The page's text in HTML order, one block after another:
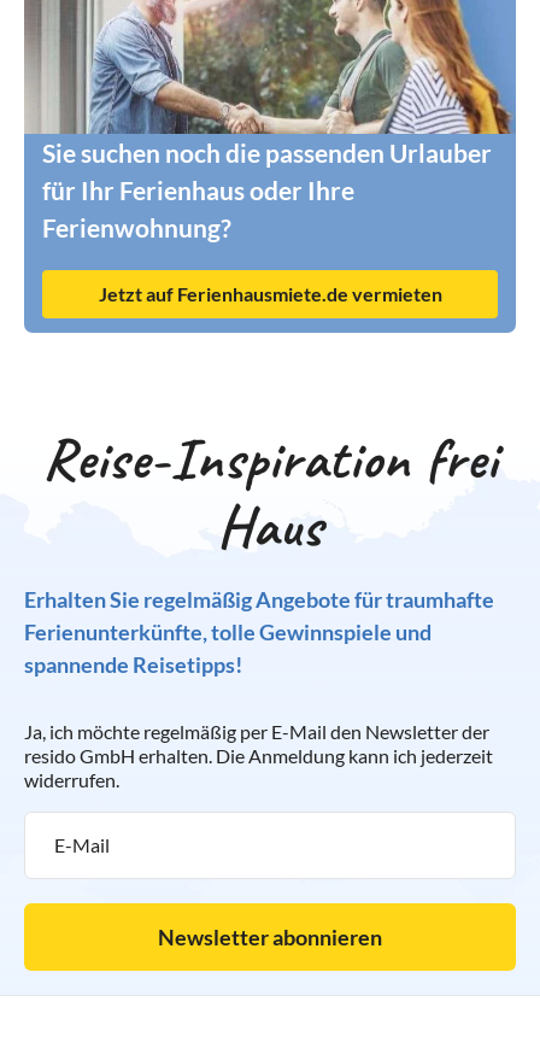
Sie suchen noch die passenden Urlauber
für Ihr Ferienhaus oder Ihre
Ferienwohnung?
Jetzt auf Ferienhausmiete.de vermieten
Reise-Inspiration frei
Haus
Erhalten Sie regelmäßig Angebote für traumhafte
Ferienunterkünfte, tolle Gewinnspiele und
spannende Reisetipps!
Ja, ich möchte regelmäßig per E-Mail den Newsletter der
resido GmbH erhalten. Die Anmeldung kann ich jederzeit
widerrufen.
Newsletter abonnieren